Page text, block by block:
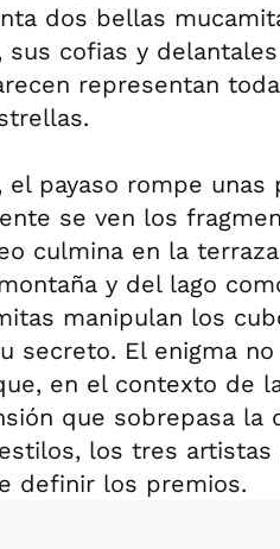
dos bellas
cofias y
representan
el payaso rompe unas
se ven los
culmina en la
y del lago
manipulan los
secreto. El enigma
en el contexto de
que sobrepasa la
los tres artistas
definir los premios.